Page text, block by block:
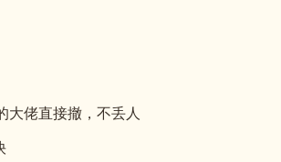
大佬直接撤，不丢人